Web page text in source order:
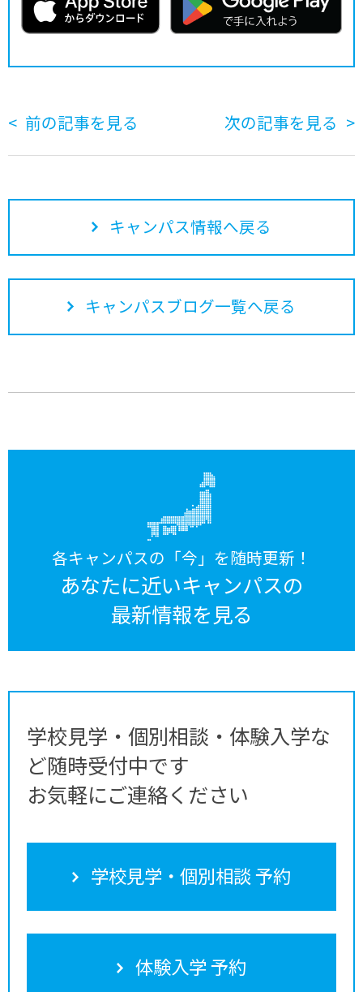
前の記事を見る 次の記事を見る
キャンパス情報へ戻る
キャンパスブログ一覧へ戻る
各キャンパスの「今」を随時更新！
あなたに近いキャンパスの
最新情報を見る
学校見学・個別相談・体験入学な
ど随時受付中です
お気軽にご連絡ください
学校見学・個別相談 予約
体験入学 予約